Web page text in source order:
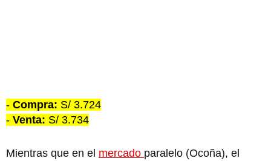
- Compra: S/ 3.724
- Venta: S/ 3.734
Mientras que en el mercado paralelo (Ocoña), el